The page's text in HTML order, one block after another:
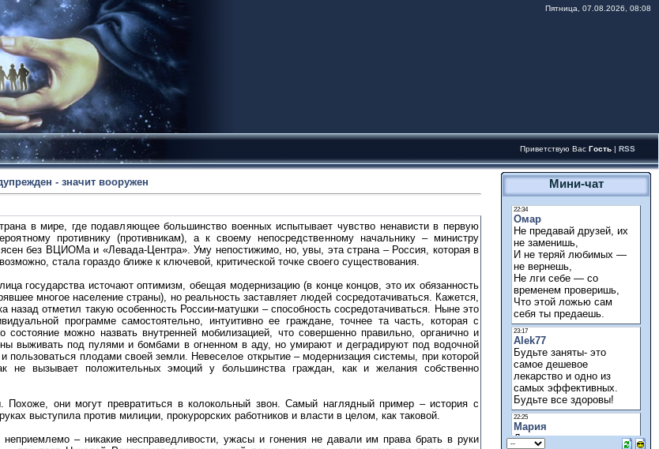
Пятница, 07.08.2026, 08:08
Приветствую Вас Гость | RSS
- значит вооружен
в мире, где подавляющее большинство военных испытывает чувство ненависти в первую
противнику (противникам), а к своему непосредственному начальнику – министру
без ВЦИОМа и «Левада-Центра». Уму непостижимо, но, увы, эта страна – Россия, которая в
стала гораздо ближе к ключевой, критической точке своего существования.
государства источают оптимизм, обещая модернизацию (в конце концов, это их обязанность
многое население страны), но реальность заставляет людей сосредотачиваться. Кажется,
назад отметил такую особенность России-матушки – способность сосредотачиваться. Ныне это
программе самостоятельно, интуитивно ее граждане, точнее та часть, которая с
можно назвать внутренней мобилизацией, что совершенно правильно, органично и
выживать под пулями и бомбами в огненном в аду, но умирают и деградируют под водочной
пользоваться плодами своей земли. Невеселое открытие – модернизация системы, при которой
не вызывает положительных эмоций у большинства граждан, как и желания собственно
Похоже, они могут превратиться в колокольный звон. Самый наглядный пример – история с
выступила против милиции, прокурорских работников и власти в целом, как таковой.
– никакие несправедливости, ужасы и гонения не давали им права брать в руки
Мини-чат